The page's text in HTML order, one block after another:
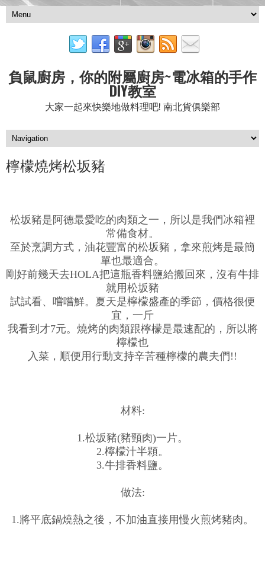
負鼠廚房，你的附屬廚房~電冰箱的手作
DIY教室
大家一起來快樂地做料理吧! 南北貨俱樂部
檸檬燒烤松坂豬
松坂豬是阿德最愛吃的肉類之一，所以是我們冰箱裡
常備食材。
至於烹調方式，油花豐富的松坂豬，拿來煎烤是最簡
單也最適合。
剛好前幾天去HOLA把這瓶香料鹽給搬回來，沒有牛排
就用松坂豬
試試看、嚐嚐鮮。夏天是檸檬盛產的季節，價格很便
宜，一斤
我看到才7元。燒烤的肉類跟檸檬是最速配的，所以將
檸檬也
入菜，順便用行動支持辛苦種檸檬的農夫們!!
材料:
1.松坂豬(豬頸肉)一片。
2.檸檬汁半顆。
3.牛排香料鹽。
做法:
1.將平底鍋燒熱之後，不加油直接用慢火煎烤豬肉。